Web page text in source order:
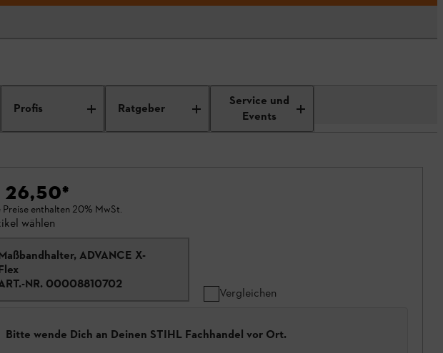
Profis Ratgeber
Service und
Events
26,50*
Preise enthalten 20% MwSt.
wählen
ADVANCE X-
NR. 00008810702
Vergleichen
Bitte wende Dich an Deinen STIHL Fachhandel vor Ort.